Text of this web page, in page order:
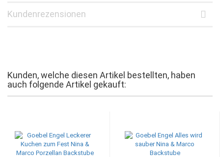
Kundenrezensionen
Kunden, welche diesen Artikel bestellten, haben
auch folgende Artikel gekauft: